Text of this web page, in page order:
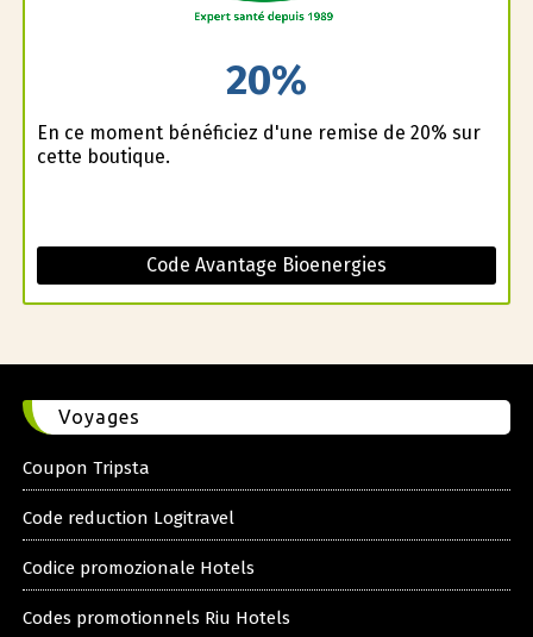
20%
En ce moment bénéficiez d'une remise de 20% sur
cette boutique.
Code Avantage Bioenergies
Voyages
Coupon Tripsta
Code reduction Logitravel
Codice promozionale Hotels
Codes promotionnels Riu Hotels